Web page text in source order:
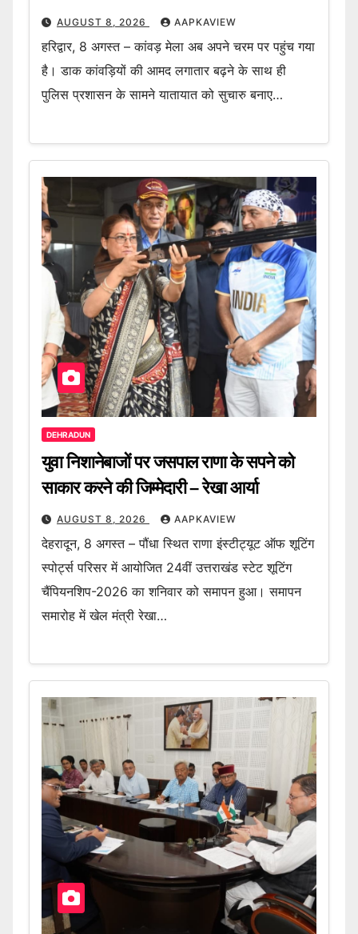
AUGUST 8, 2026 AAPKAVIEW
हरिद्वार, 8 अगस्त – कांवड़ मेला अब अपने चरम पर पहुंच गया
है। डाक कांवड़ियों की आमद लगातार बढ़ने के साथ ही
पुलिस प्रशासन के सामने यातायात को सुचारु बनाए…
DEHRADUN
युवा निशानेबाजों पर जसपाल राणा के सपने को
साकार करने की जिम्मेदारी – रेखा आर्या
AUGUST 8, 2026 AAPKAVIEW
देहरादून, 8 अगस्त – पौंधा स्थित राणा इंस्टीट्यूट ऑफ शूटिंग
स्पोर्ट्स परिसर में आयोजित 24वीं उत्तराखंड स्टेट शूटिंग
चैंपियनशिप-2026 का शनिवार को समापन हुआ। समापन
समारोह में खेल मंत्री रेखा…